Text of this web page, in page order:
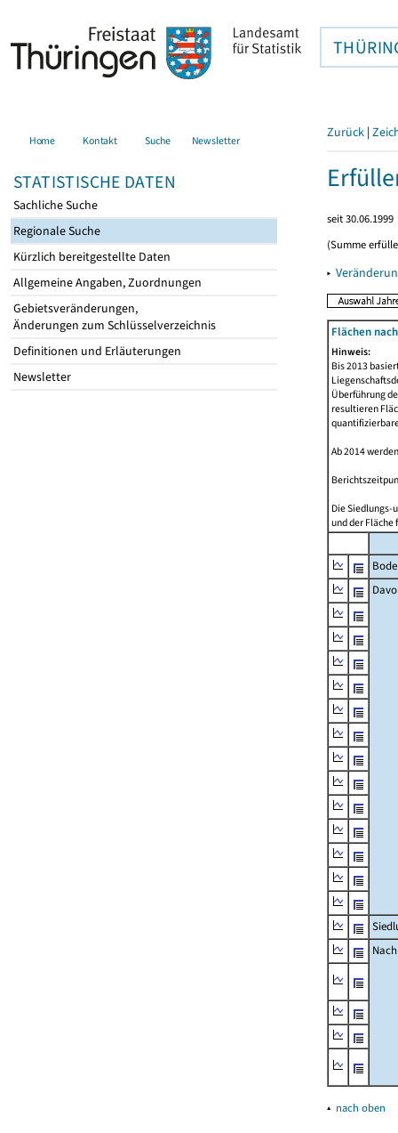
Home Kontakt Suche Newsletter
STATISTISCHE DATEN
Sachliche Suche
Regionale Suche
Kürzlich bereitgestellte Daten
Allgemeine Angaben, Zuordnungen
Gebietsveränderungen,
Änderungen zum Schlüsselverzeichnis
Definitionen und Erläuterungen
Newsletter
Zurück |
seit 30.06.1999
(Summe
▸
Flächen
Hinweis:
Bis 2013
Überführung
resultieren
Ab 2014
Die Siedlungs-
und der Fläche
▴ nach oben